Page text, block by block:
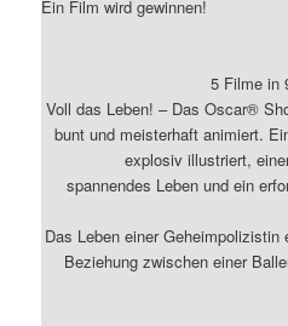
Ein Film wird gewinnen!
5 Filme in
Voll das Leben! – Das Oscar®
bunt und meisterhaft animiert.
explosiv illustriert,
spannendes Leben und ein
Das Leben einer
Beziehung zwischen einer